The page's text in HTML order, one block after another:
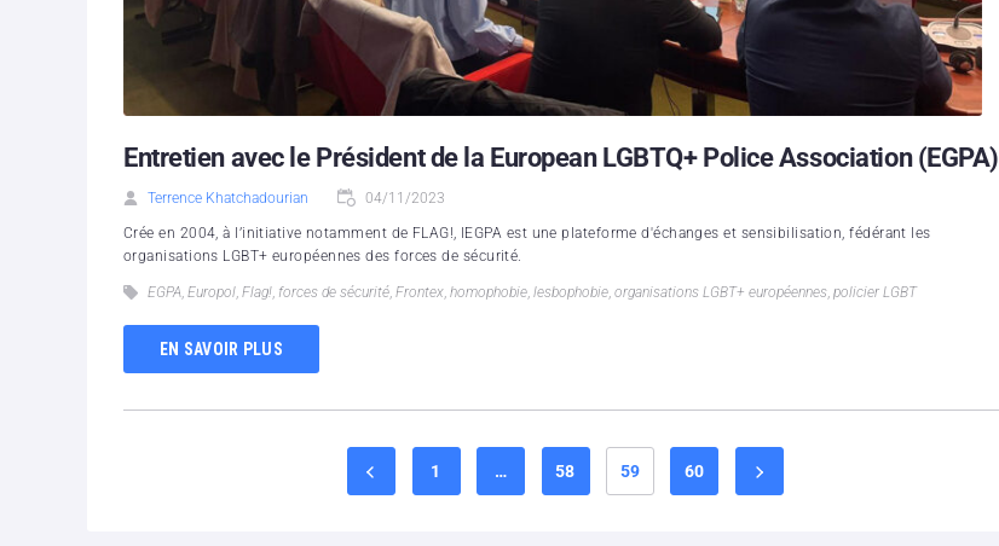
Entretien avec le Président de la European LGBTQ+ Police Association (EGPA)
Terrence Khatchadourian 04/11/2023
Crée en 2004, à l’initiative notamment de FLAG!, lEGPA est une plateforme d'échanges et sensibilisation, fédérant les
organisations LGBT+ européennes des forces de sécurité.
EGPA, Europol, Flag!, forces de sécurité, Frontex, homophobie, lesbophobie, organisations LGBT+ européennes, policier LGBT
EN SAVOIR PLUS
1 … 58 59 60